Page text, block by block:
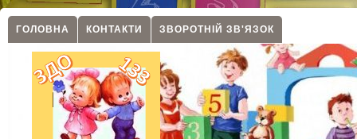
ГОЛОВНА КОНТАКТИ ЗВОРОТНIЙ ЗВ'ЯЗОК